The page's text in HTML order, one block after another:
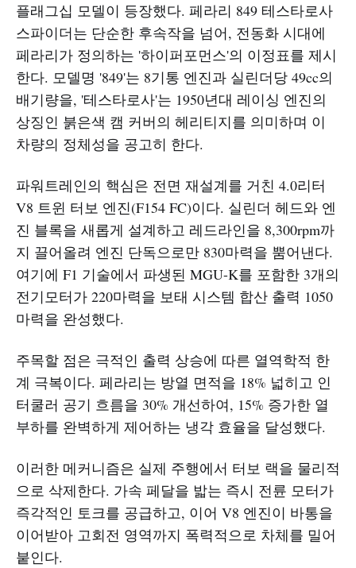
플래그십 모델이 등장했다. 페라리 849 테스타로사
스파이더는 단순한 후속작을 넘어, 전동화 시대에
페라리가 정의하는 '하이퍼포먼스'의 이정표를 제시
한다. 모델명 '849'는 8기통 엔진과 실린더당 49cc의
배기량을, '테스타로사'는 1950년대 레이싱 엔진의
상징인 붉은색 캠 커버의 헤리티지를 의미하며 이
차량의 정체성을 공고히 한다.
파워트레인의 핵심은 전면 재설계를 거친 4.0리터
V8 트윈 터보 엔진(F154 FC)이다. 실린더 헤드와 엔
진 블록을 새롭게 설계하고 레드라인을 8,300rpm까
지 끌어올려 엔진 단독으로만 830마력을 뿜어낸다.
여기에 F1 기술에서 파생된 MGU-K를 포함한 3개의
전기모터가 220마력을 보태 시스템 합산 출력 1050
마력을 완성했다.
주목할 점은 극적인 출력 상승에 따른 열역학적 한
계 극복이다. 페라리는 방열 면적을 18% 넓히고 인
터쿨러 공기 흐름을 30% 개선하여, 15% 증가한 열
부하를 완벽하게 제어하는 냉각 효율을 달성했다.
이러한 메커니즘은 실제 주행에서 터보 랙을 물리적
으로 삭제한다. 가속 페달을 밟는 즉시 전륜 모터가
즉각적인 토크를 공급하고, 이어 V8 엔진이 바통을
이어받아 고회전 영역까지 폭력적으로 차체를 밀어
붙인다.